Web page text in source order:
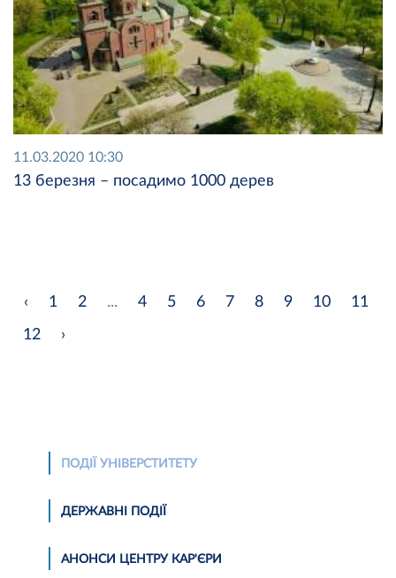
11.03.2020 10:30
13 березня – посадимо 1000 дерев
‹ 1 2 ... 4 5 6 7 8 9 10 11
12 ›
ПОДІЇ УНІВЕРСТИТЕТУ
ДЕРЖАВНІ ПОДІЇ
АНОНСИ ЦЕНТРУ КАР'ЄРИ